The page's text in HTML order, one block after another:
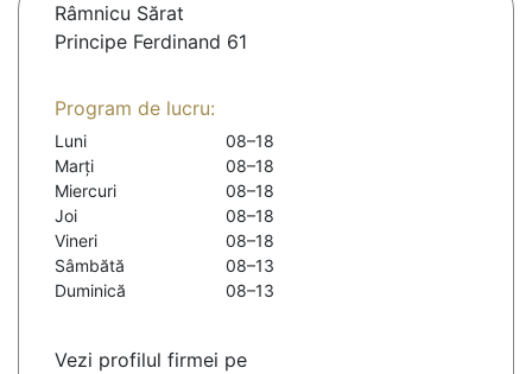
Râmnicu Sărat
Principe Ferdinand 61
Program de lucru:
Luni
08–18
Marți
08–18
Miercuri
08–18
Joi
08–18
Vineri
08–18
Sâmbătă
08–13
Duminică
08–13
Vezi profilul firmei pe